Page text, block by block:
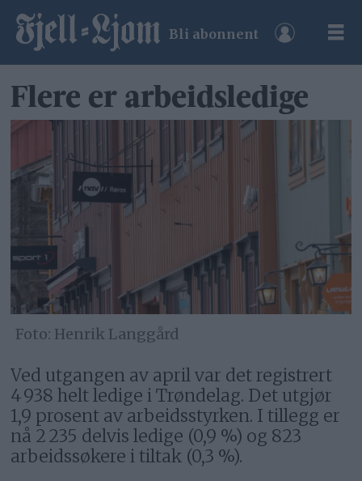
Bli abonnent
Flere er arbeidsledige
Henrik Langgård
Ved utgangen av april var det registrert
4 938 helt ledige i Trøndelag. Det utgjør
1,9 prosent av arbeidsstyrken. I tillegg er
nå 2 235 delvis ledige (0,9 %) og 823
arbeidssøkere i tiltak (0,3 %).